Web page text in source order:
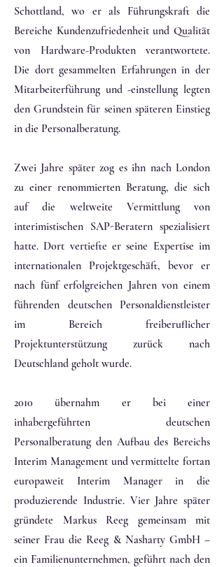
Schottland, wo er als Führungskraft die
Bereiche Kundenzufriedenheit und Qualität
von Hardware-Produkten verantwortete.
Die dort gesammelten Erfahrungen in der
Mitarbeiterführung und -einstellung legten
den Grundstein für seinen späteren Einstieg
in die Personalberatung.
Zwei Jahre später zog es ihn nach London
zu einer renommierten Beratung, die sich
auf die weltweite Vermittlung von
interimistischen SAP-Beratern spezialisiert
hatte. Dort vertiefte er seine Expertise im
internationalen Projektgeschäft, bevor er
nach fünf erfolgreichen Jahren von einem
führenden deutschen Personaldienstleister
im Bereich freiberuflicher
Projektunterstützung zurück nach
Deutschland geholt wurde.
2010 übernahm er bei einer
inhabergeführten deutschen
Personalberatung den Aufbau des Bereichs
Interim Management und vermittelte fortan
europaweit Interim Manager in die
produzierende Industrie. Vier Jahre später
gründete Markus Reeg gemeinsam mit
seiner Frau die Reeg & Nasharty GmbH –
ein Familienunternehmen, geführt nach den